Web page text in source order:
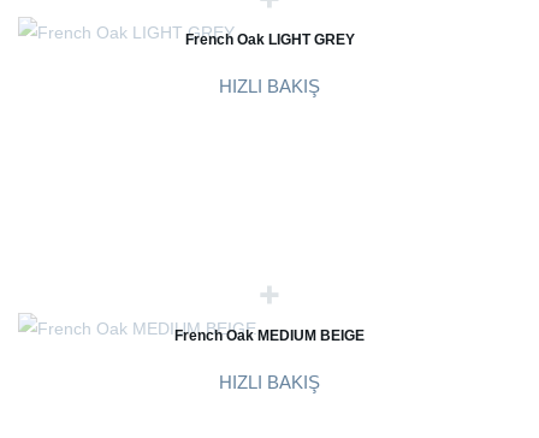
French Oak LIGHT GREY
HIZLI BAKIŞ
French Oak MEDIUM BEIGE
HIZLI BAKIŞ